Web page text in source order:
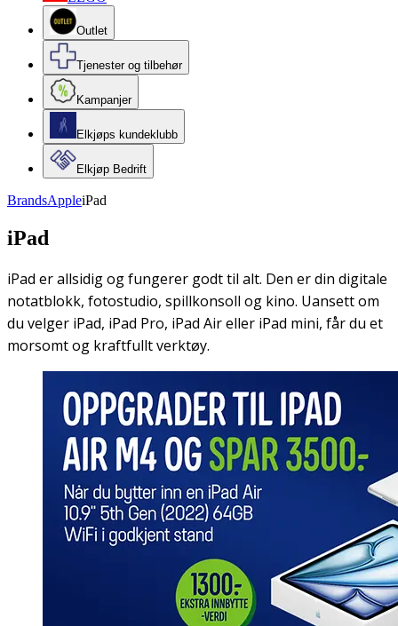
Outlet
Tjenester og tilbehør
Kampanjer
Elkjøps kundeklubb
Elkjøp Bedrift
BrandsAppleiPad
iPad
iPad er allsidig og fungerer godt til alt. Den er din digitale
notatblokk, fotostudio, spillkonsoll og kino. Uansett om
du velger iPad, iPad Pro, iPad Air eller iPad mini, får du et
morsomt og kraftfullt verktøy.